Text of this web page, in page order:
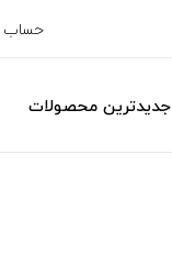
حساب
جدیدترین محصولات